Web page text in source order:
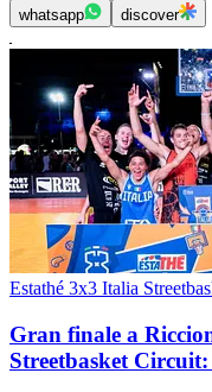
whatsapp discover
Estathé 3x3 Italia
Gran finale a
Streetbasket